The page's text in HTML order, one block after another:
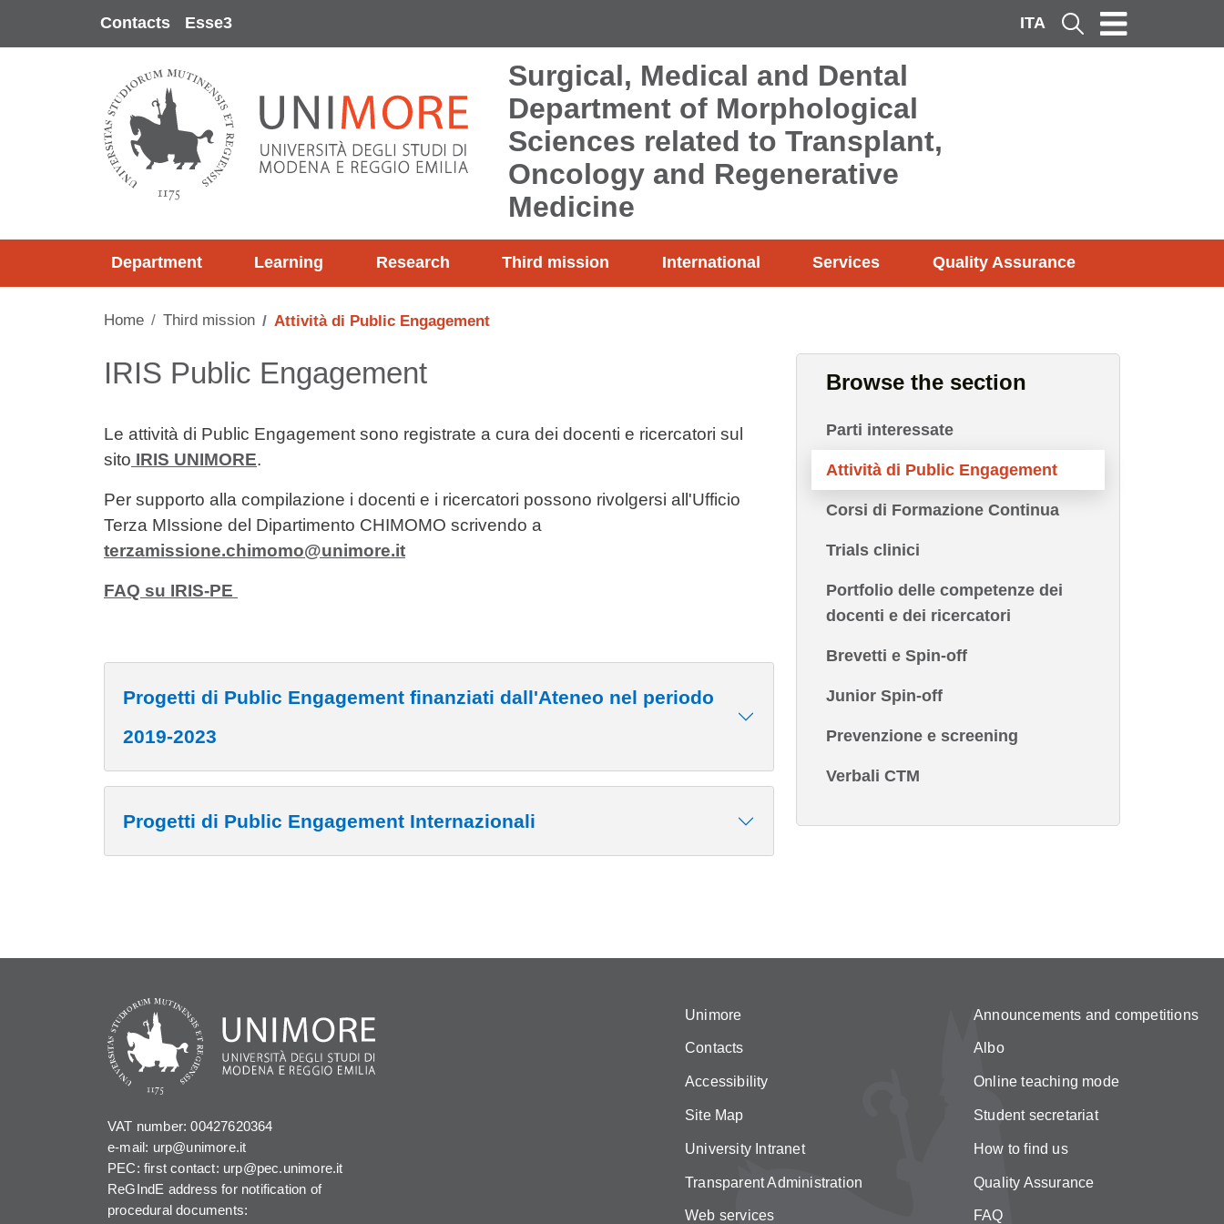
Contacts Esse3 ITA Cerca
Surgical, Medical and Dental
Department of Morphological
Sciences related to Transplant,
Oncology and Regenerative
Medicine
Department Learning Research Third mission International Services Quality Assurance
Home Third mission Attività di Public Engagement
Contenuto
IRIS Public Engagement
Le attività di Public Engagement sono registrate a cura dei docenti e ricercatori sul
sito IRIS UNIMORE.
Per supporto alla compilazione i docenti e i ricercatori possono rivolgersi all'Ufficio
Terza MIssione del Dipartimento CHIMOMO scrivendo a
terzamissione.chimomo@unimore.it
FAQ su IRIS-PE
Progetti di Public Engagement finanziati dall'Ateneo nel periodo
2019-2023
Progetti di Public Engagement Internazionali
Browse the section
Parti interessate
Attività di Public Engagement
Corsi di Formazione Continua
Trials clinici
Portfolio delle competenze dei
docenti e dei ricercatori
Brevetti e Spin-off
Junior Spin-off
Prevenzione e screening
Verbali CTM
VAT number: 00427620364
e-mail: urp@unimore.it
PEC: first contact: urp@pec.unimore.it
ReGIndE address for notification of
procedural documents:
Unimore
Contacts
Accessibility
Site Map
University Intranet
Transparent Administration
Web services
Announcements and competitions
Albo
Online teaching mode
Student secretariat
How to find us
Quality Assurance
FAQ